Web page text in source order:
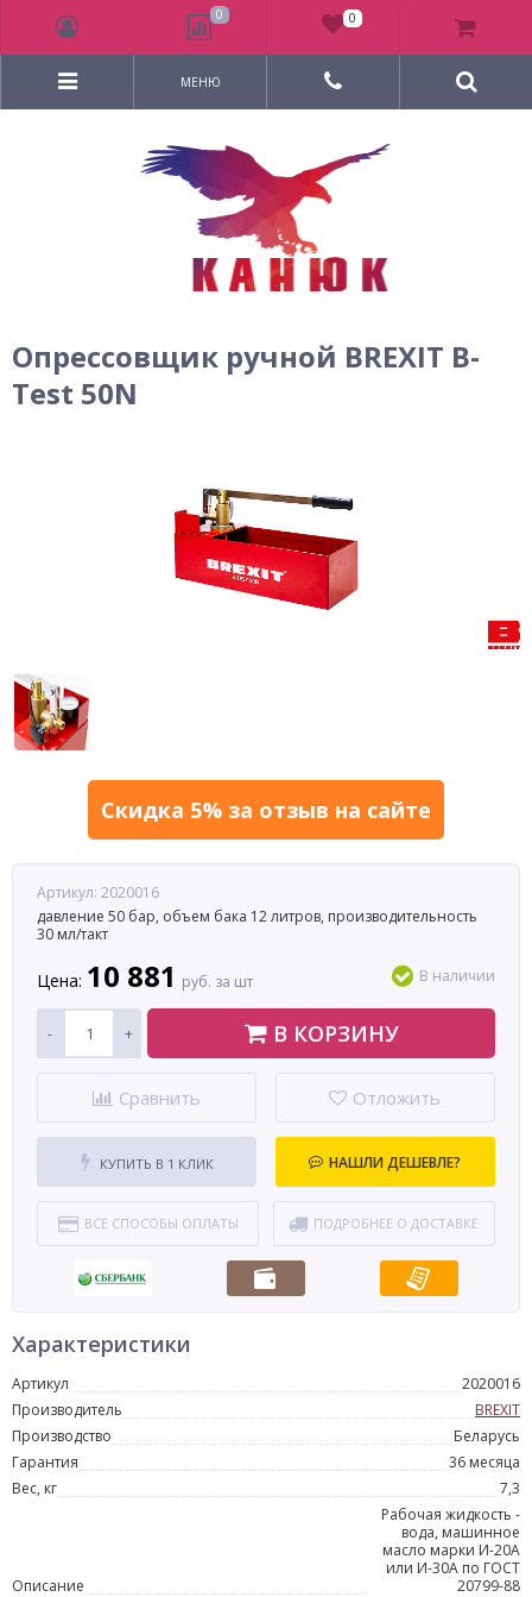
МЕНЮ
Опрессовщик ручной BREXIT B-
Test 50N
Скидка 5% за отзыв на сайте
Артикул: 2020016
давление 50 бар, объем бака 12 литров, производительность
30 мл/такт
Цена: 10 881 руб. за шт В наличии
- + В КОРЗИНУ
Сравнить Отложить
КУПИТЬ В 1 КЛИК НАШЛИ ДЕШЕВЛЕ?
ВСЕ СПОСОБЫ ОПЛАТЫ ПОДРОБНЕЕ О ДОСТАВКЕ
Характеристики
Артикул
2020016
Производитель
BREXIT
Производство
Беларусь
Гарантия
36 месяца
Вес, кг
7,3
Описание
Рабочая жидкость -
вода, машинное
масло марки И-20А
или И-30А по ГОСТ
20799-88
0 0